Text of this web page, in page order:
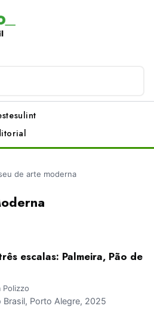
sulint
de arte moderna
escalas: Palmeira, Pão de
Polizzo
Brasil, Porto Alegre, 2025